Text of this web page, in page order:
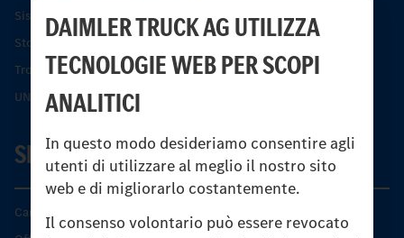
DAIMLER TRUCK AG UTILIZZA
TECNOLOGIE WEB PER SCOPI
ANALITICI
In questo modo desideriamo consentire agli
utenti di utilizzare al meglio il nostro sito
web e di migliorarlo costantemente.
Il consenso volontario può essere revocato
Sistemi di assistenza alla guida e di sicurezza
Storia dell’Unimog
Trovare un partner
UNI-TOUCH®
SERVIZIO
Caratteristiche di prodotto